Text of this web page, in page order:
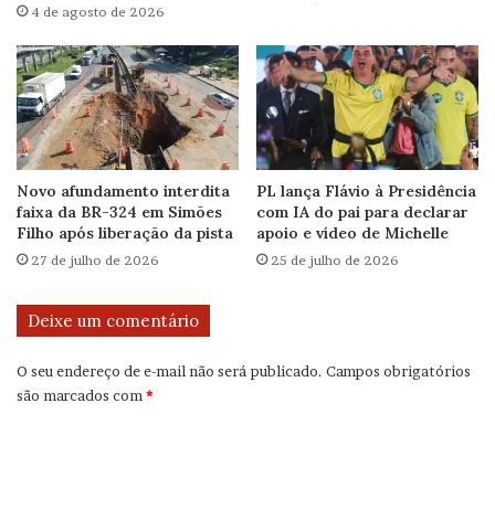
4 de agosto de 2026
Novo afundamento interdita
faixa da BR-324 em Simões
Filho após liberação da pista
27 de julho de 2026
PL lança Flávio à Presidência
com IA do pai para declarar
apoio e vídeo de Michelle
25 de julho de 2026
Deixe um comentário
O seu endereço de e-mail não será publicado. Campos obrigatórios
são marcados com*